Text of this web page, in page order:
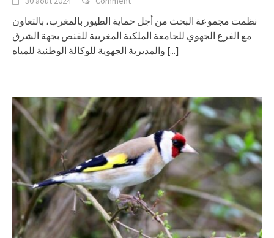
نظمت مجموعة البحث من أجل حماية الطيور بالمغرب، بالتعاون
مع الفرع الجهوي للجامعة الملكية المغربية للقنص بجهة الشرق
[...]